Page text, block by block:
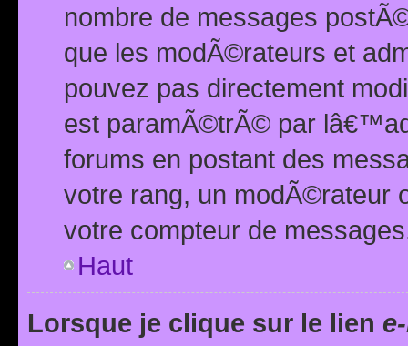
nombre de messages
que les modÃ©rateurs et
pouvez pas directement
est paramÃ©trÃ© par
forums en postant des
votre rang, un modÃ©rateur
votre compteur de
Haut
Lorsque je clique sur le lien